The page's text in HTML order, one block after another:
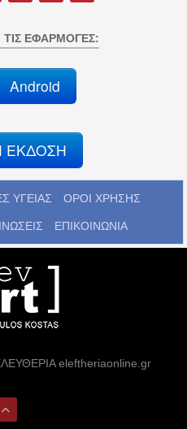
ΤΙΣ ΕΦΑΡΜΟΓΈΣ:
Android
ΕΚΔΟΣΗ
ΥΓΕΙΑΣ ΟΡΟΙ ΧΡΗΣΗΣ
ΕΠΙΚΟΙΝΩΝΙΑ
eleftheriaonline.gr